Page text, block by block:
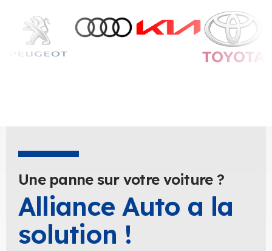
Une panne sur votre voiture ?
Alliance Auto a la
solution !